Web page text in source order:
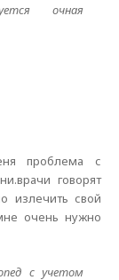
очная
проблема с
говорят
излечить свой
очень нужно
с учетом